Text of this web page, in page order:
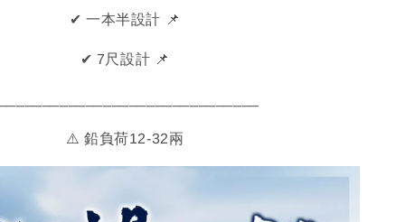
✔ 一本半設計 📌
✔ 7尺設計 📌
⚠️ 鉛負荷12-32兩